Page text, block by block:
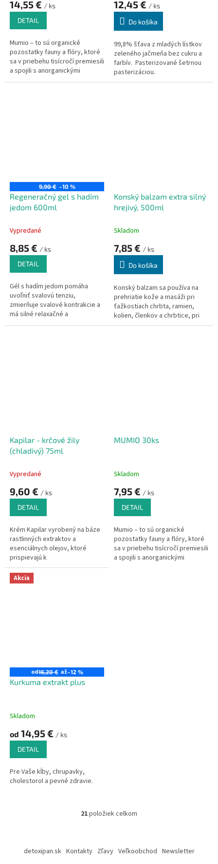
14,55 € / ks
DETAIL
Mumio – to sú organické
pozostatky fauny a flóry, ktoré
sa v priebehu tisícročí premiesili
a spojili s anorganickými
skalnými minerálmi.
12,45 € / ks
Do košíka
99,8% šťava z mladých lístkov
zeleného jačmeňa bez cukru a
farbív. Pasterizované šetrnou
pasterizáciou.
9,90 € –10 %
Regeneračný gel s hadím
jedom 600ml
Vypredané
8,85 € / ks
DETAIL
Gél s hadím jedom pomáha
uvoľniť svalovú tenziu,
zmierňuje svalové kontrakcie a
má silné relaxačné a
regeneračné účinky.
Konský balzam extra silný
hrejivý, 500ml
Skladom
7,85 € / ks
Do košíka
Konský balzam sa používa na
prehriatie kože a masáži pri
ťažkostiach chrbta, ramien,
kolien, členkov a chrbtice, pri
stuhnutosti kĺbov, svalov,
Kapilar - krčové žily
(chladivý) 75ml
Vypredané
9,60 € / ks
DETAIL
Krém Kapilar vyrobený na báze
rastlinných extraktov a
esenciálnych olejov, ktoré
prispievajú k
zmierneniu opuchov, bolestí,
únavy, pocitu ťažoby v dolných
končatinách.
MUMIO 30ks
Skladom
7,95 € / ks
DETAIL
Mumio – to sú organické
pozostatky fauny a flóry, ktoré
sa v priebehu tisícročí premiesili
a spojili s anorganickými
Akcia
od16,20 € až–12 %
Kurkuma extrakt plus
Skladom
od 14,95 € / ks
DETAIL
Pre Vaše kĺby, chrupavky,
cholestorol a pevné zdravie.
O
d
21položiek celkom
detoxipan.sk Kontakty Zľavy Veľkoobchod Newsletter